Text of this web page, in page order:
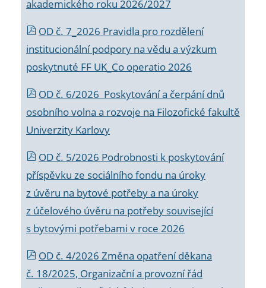
akademického roku 2026/2027
OD č. 7_2026 Pravidla pro rozdělení
institucionální podpory na vědu a výzkum
poskytnuté FF UK_Co operatio 2026
OD č. 6/2026 Poskytování a čerpání dnů
osobního volna a rozvoje na Filozofické fakultě
Univerzity Karlovy
OD č. 5/2026 Podrobnosti k poskytování
příspěvku ze sociálního fondu na úroky
z úvěru na bytové potřeby a na úroky
z účelového úvěru na potřeby související
s bytovými potřebami v roce 2026
OD č. 4/2026 Změna opatření děkana
č. 18/2025, Organizační a provozní řád